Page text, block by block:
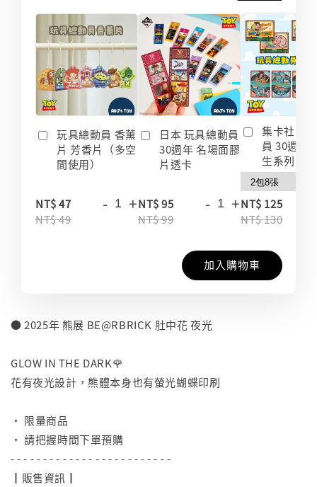
玩具總動員 香薰
片 芳香片（多空
間使用）
NT$ 47
NT$ 49
- +
日本 玩具總動員
30週年 名場面膠
片透卡
NT$ 95
NT$ 99
- +
集卡社 玩
員 30週年
生系列 收
NT$ 125
NT$ 130
加入購物車
● 2025年 熊展 BE@RBRICK 肚中花 夜光
GLOW IN THE DARK🌹
花有夜光設計，熊體本身也有螢光蝴蝶印刷
• 限量商品
• 請把握時間下單預購
- - - - - - - - - - - - - - - - - - - - - - - - -
┃販售資訊┃